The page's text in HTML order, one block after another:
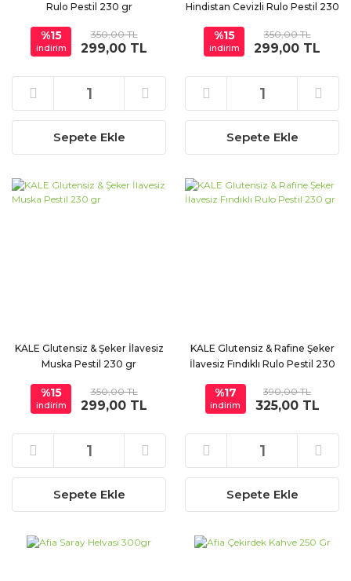
Rulo Pestil 230 gr
%15
indirim
350,00 TL
299,00 TL
Sepete Ekle
Hindistan Cevizli Rulo Pestil 230
%15
indirim
350,00 TL
299,00 TL
Sepete Ekle
KALE Glutensiz & Şeker İlavesiz
Muska Pestil 230 gr
%15
indirim
350,00 TL
299,00 TL
Sepete Ekle
KALE Glutensiz & Rafine Şeker
İlavesiz Fındıklı Rulo Pestil 230
%17
indirim
390,00 TL
325,00 TL
Sepete Ekle